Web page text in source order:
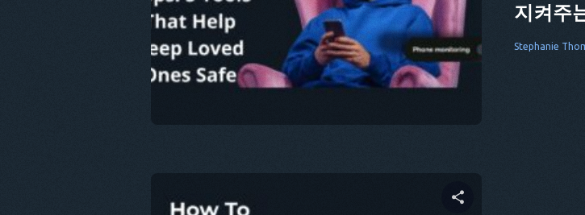
트위터 Facebook 링크 복사
지켜주
Stephanie